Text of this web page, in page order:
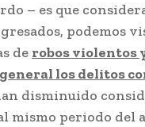
– es que
podemos
de robos violentos
los delitos
disminuido
mismo periodo del